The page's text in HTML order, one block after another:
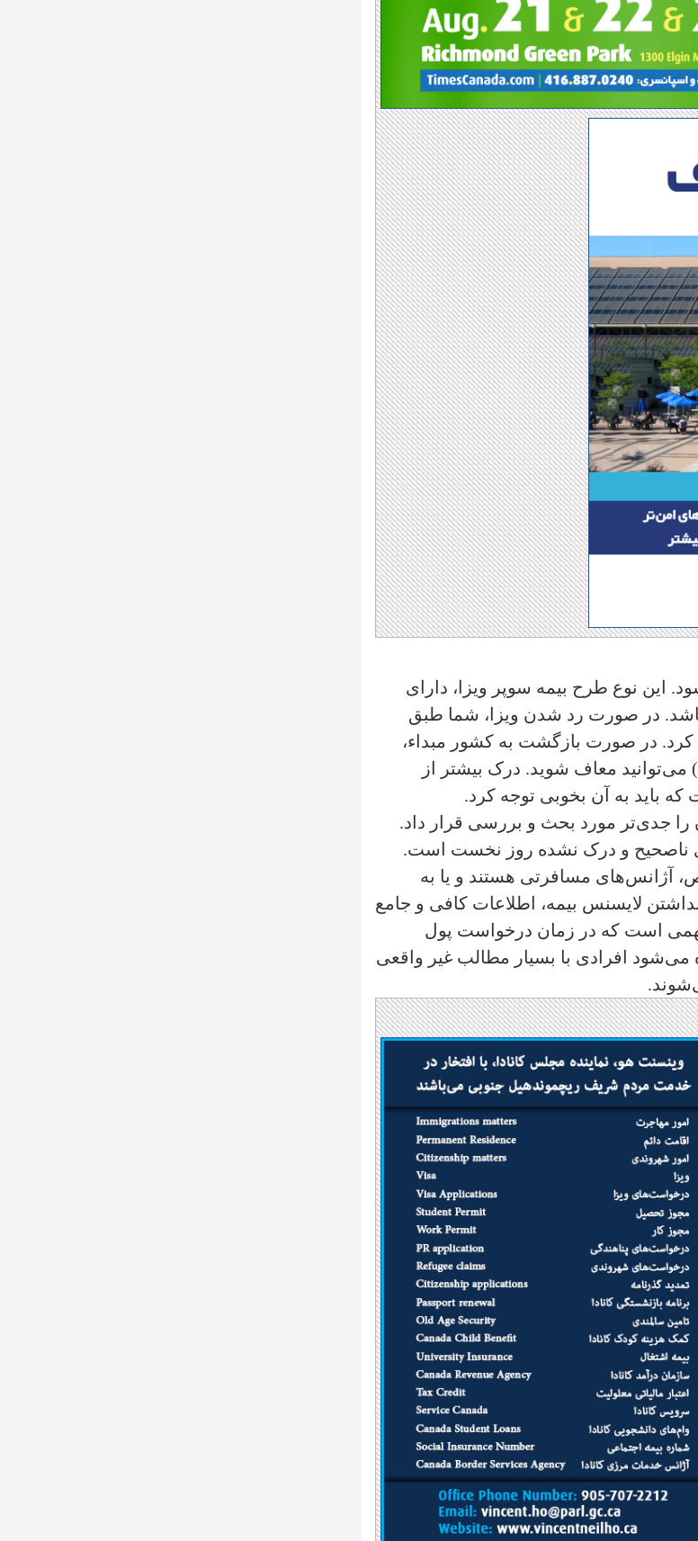
نوع طرح بیمه سوپر ویزا، دارای
در صورت رد شدن ویزا، شما طبق
کرد. در صورت بازگشت به کشور مبداء،
می‌توانید معاف شوید. درک بیشتر از
باید به آن بخوبی توجه کرد.
را جدی‌تر مورد بحث و بررسی قرار داد.
ناصحیح و درک نشده روز نخست است.
آژانس‌های مسافرتی هستند و یا به
لایسنس بیمه، اطلاعات کافی و جامع
مهمی است که در زمان درخواست پول
افرادی با بسیار مطالب غیر واقعی